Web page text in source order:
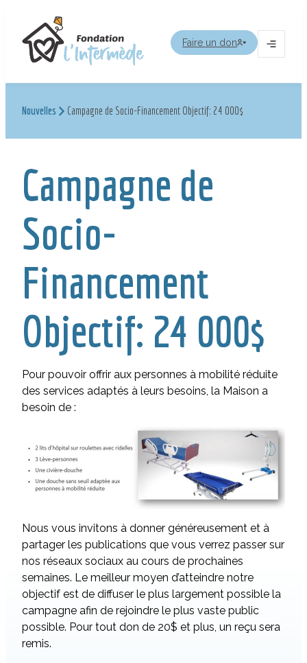
contenu
Faire un don
Ouvrir
Nouvelles Campagne de Socio-Financement Objectif: 24 000$
Campagne de
Socio-
Financement
Objectif: 24 000$
Pour pouvoir offrir aux personnes à mobilité réduite
des services adaptés à leurs besoins, la Maison a
besoin de :
Nous vous invitons à donner généreusement et à
partager les publications que vous verrez passer sur
nos réseaux sociaux au cours de prochaines
semaines. Le meilleur moyen d’atteindre notre
objectif est de diffuser le plus largement possible la
campagne afin de rejoindre le plus vaste public
possible. Pour tout don de 20$ et plus, un reçu sera
remis.